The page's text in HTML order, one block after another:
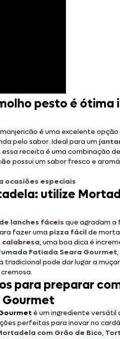
pesto é ótima
é uma excelente opção
pelo sabor. Ideal para um
essa receita é uma combinação
possui um sabor fresco e
ocasiões especiais
utilize
lanches fáceis que agradam a
fazer uma pizza fácil de
calabresa, uma boa dica é
Fatiada Seara Gourmet
tradicional pode dar lugar a
para preparar
é um ingrediente versátil
perfeitas para inovar no
com Grão de Bico,